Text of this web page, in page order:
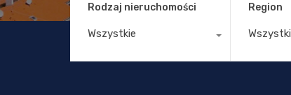
Rodzaj nieruchomości
Wszystkie
Region